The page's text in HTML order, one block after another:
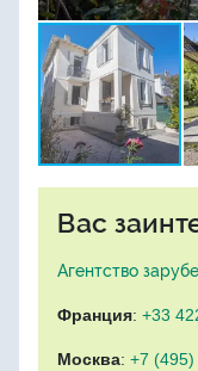
Вас
Агентство
Франция: +33
Москва: +7